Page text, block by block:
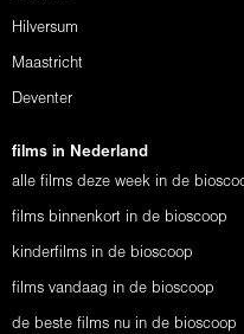
Hilversum
Maastricht
Deventer
films in Nederland
alle films deze week in de
films binnenkort in de bioscoop
kinderfilms in de bioscoop
films vandaag in de bioscoop
de beste films nu in de bioscoop